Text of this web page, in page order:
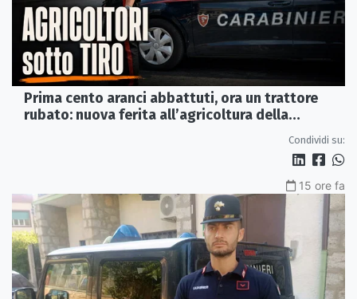
Prima cento aranci abbattuti, ora un trattore
rubato: nuova ferita all’agricoltura della
Condividi su:
15 ore fa